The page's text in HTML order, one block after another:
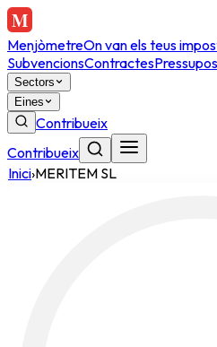
MenjòmetreOn van els teus
SubvencionsContractes
Sectors
Eines
Contribueix
Contribueix
Inici›MERITEM SL